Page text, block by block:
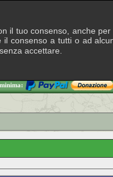
il tuo consenso, anche
consenso a tutti o ad
accettare.